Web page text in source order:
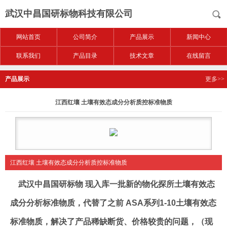
武汉中昌国研标物科技有限公司
网站首页 公司简介 产品展示 新闻中心
联系我们 产品目录 技术文章 在线留言
产品展示 更多>>
江西红壤 土壤有效态成分分析质控标准物质
江西红壤 土壤有效态成分分析质控标准物质
武汉中昌国研标物 现入库一批新的物化探所土壤有效态
成分分析标准物质，代替了之前 ASA系列1-10土壤有效态
标准物质，解决了产品稀缺断货、价格较贵的问题，（现